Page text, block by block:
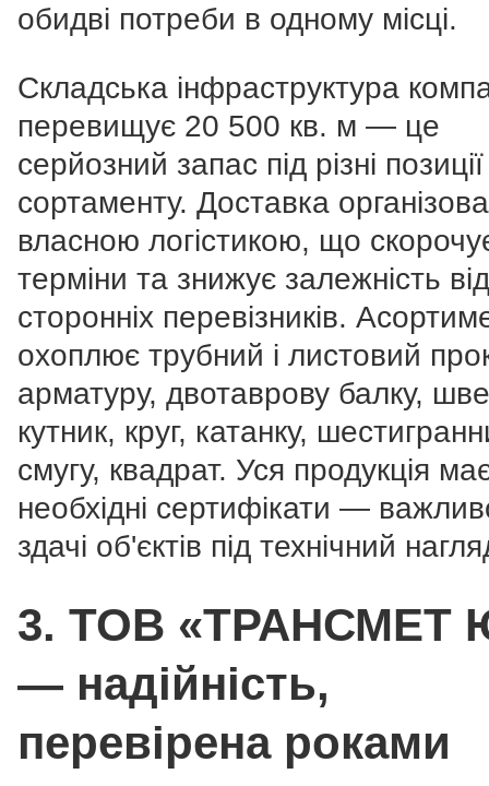
обидві потреби в одному місці.
Складська інфраструктура
перевищує 20 500 кв. м — це
серйозний запас під різні позиції
сортаменту. Доставка
власною логістикою, що
терміни та знижує залежність від
сторонніх перевізників.
охоплює трубний і листовий
арматуру, двотаврову балку,
кутник, круг, катанку,
смугу, квадрат. Уся продукція
необхідні сертифікати —
здачі об'єктів під технічний
3. ТОВ «ТРАНСМЕТ
— надійність,
перевірена роками